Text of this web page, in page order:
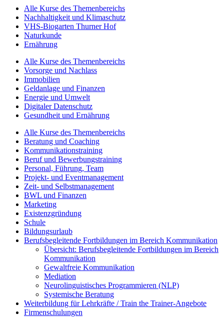
Alle Kurse des Themenbereichs
Nachhaltigkeit und Klimaschutz
VHS-Biogarten Thurner Hof
Naturkunde
Ernährung
Alle Kurse des Themenbereichs
Vorsorge und Nachlass
Immobilien
Geldanlage und Finanzen
Energie und Umwelt
Digitaler Datenschutz
Gesundheit und Ernährung
Alle Kurse des Themenbereichs
Beratung und Coaching
Kommunikationstraining
Beruf und Bewerbungstraining
Personal, Führung, Team
Projekt- und Eventmanagement
Zeit- und Selbstmanagement
BWL und Finanzen
Marketing
Existenzgründung
Schule
Bildungsurlaub
Berufsbegleitende Fortbildungen im Bereich Kommunikation
Übersicht: Berufsbegleitende Fortbildungen im Bereich
Kommunikation
Gewaltfreie Kommunikation
Mediation
Neurolinguistisches Programmieren (NLP)
Systemische Beratung
Weiterbildung für Lehrkräfte / Train the Trainer-Angebote
Firmenschulungen